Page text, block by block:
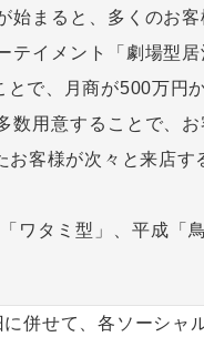
始まると、多くのお
テイメント「劇場型
で、月商が500万円
用意することで、
客様が次々と来店す
ワタミ型」、平成「
併せて、各ソーシャ